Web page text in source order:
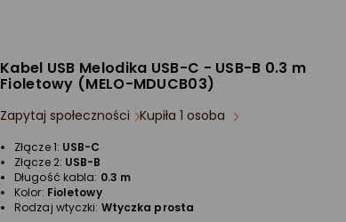
Kabel USB Melodika USB-C - USB-B 0.3 m
Fioletowy (MELO-MDUCB03)
Zapytaj społeczności Kupiła 1 osoba
Złącze 1: USB-C
Złącze 2: USB-B
Długość kabla: 0.3 m
Kolor: Fioletowy
Rodzaj wtyczki: Wtyczka prosta